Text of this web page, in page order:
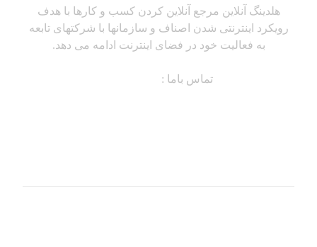
هلدینگ آنلاین مرجع آنلاین کردن کسب و کارها با هدف
رویکرد اینترنتی شدن اصناف و سازمانها با شرکتهای تابعه
به فعالیت خود در فضای اینترنت ادامه می دهد.
تماس باما :